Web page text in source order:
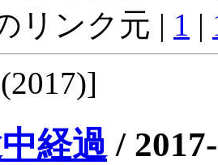
リンク元 | 1 |
経過 /